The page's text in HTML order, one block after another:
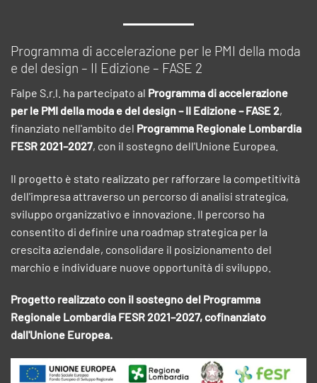
Programma di accelerazione per le PMI della moda
e del design – II Edizione – FASE 2
Falpe S.r.l. ha partecipato al Programma di accelerazione
per le PMI della moda e del design – II Edizione – FASE 2,
finanziato nell'ambito del Programma Regionale Lombardia
FESR 2021–2027, con il sostegno dell'Unione Europea.
Il progetto è stato realizzato per rafforzare la competitività
dell'impresa attraverso un percorso di analisi strategica,
sviluppo organizzativo e innovazione. Il percorso ha
consentito di definire una roadmap strategica per la
crescita aziendale, consolidare il posizionamento del
marchio e individuare nuove opportunità di sviluppo.
Progetto realizzato con il sostegno del Programma
Regionale Lombardia FESR 2021–2027, cofinanziato
dall'Unione Europea.